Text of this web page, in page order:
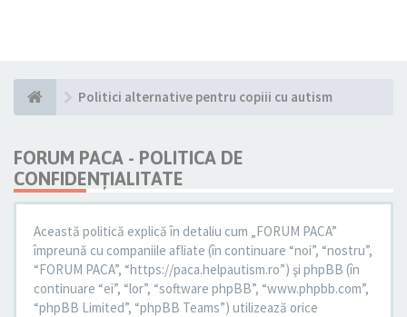
Politici alternative pentru copiii cu autism
FORUM PACA - POLITICA DE
CONFIDENŢIALITATE
Această politică explică în detaliu cum „FORUM PACA”
împreună cu companiile afliate (în continuare “noi”, “nostru”,
“FORUM PACA”, “https://paca.helpautism.ro”) şi phpBB (în
continuare “ei”, “lor”, “software phpBB”, “www.phpbb.com”,
“phpBB Limited”, “phpBB Teams”) utilizează orice